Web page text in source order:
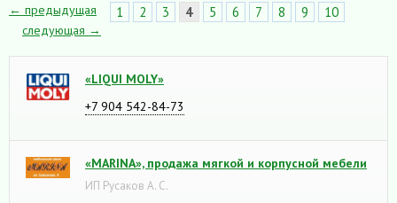
← предыдущая 1 2 3 4 5 6 7 8 9 10
следующая →
«LIQUI MOLY»
+7 904 542-84-73
«MARINA», продажа мягкой и корпусной мебели
ИП Русаков А. С.